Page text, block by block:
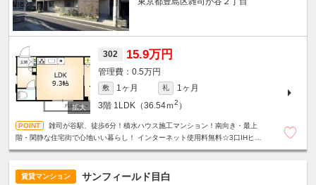
302 15.9万円
0.5万円
敷 1ヶ月 礼
1ヶ月
3階 1LDK（36.54ｍ2 ）
雑司が谷駅、徒歩6分！積水ハウス施工マンション！南向き・最上
階・閑静な住宅街で心地いい暮らし！ インターネット使用料無料☆3口IHヒー
賃貸マンション サンフィールド目白